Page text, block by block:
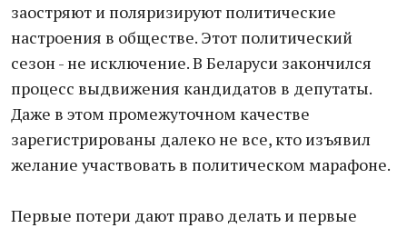
заостряют и поляризируют политические
настроения в обществе. Этот политический
сезон - не исключение. В Беларуси закончился
процесс выдвижения кандидатов в депутаты.
Даже в этом промежуточном качестве
зарегистрированы далеко не все, кто изъявил
желание участвовать в политическом марафоне.
Первые потери дают право делать и первые